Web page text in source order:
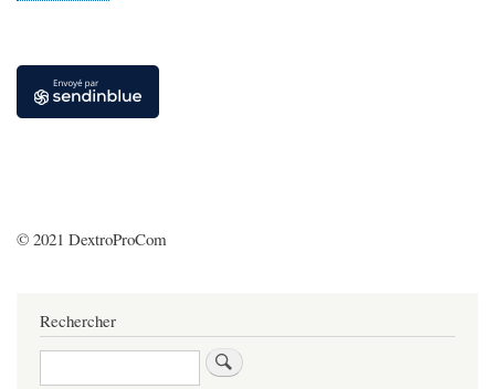
© 2021 DextroProCom
Rechercher
Rechercher